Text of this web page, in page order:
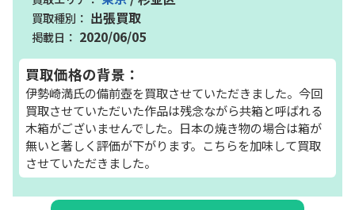
出張買取
2020/06/05
買取価格の背景：
伊勢崎満氏の備前壺を買取させていただきました。今回
買取させていただいた作品は残念ながら共箱と呼ばれる
木箱がございませんでした。日本の焼き物の場合は箱が
無いと著しく評価が下がります。こちらを加味して買取
させていただきました。